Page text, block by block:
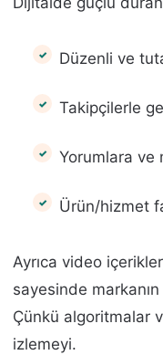
Düzenli ve
Takipçilerle
Yorumlara ve
Ürün/hizmet
Ayrıca video
sayesinde
Çünkü algoritmalar
izlemeyi.